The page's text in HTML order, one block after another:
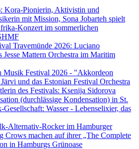
Kora-Pionierin, Aktivistin und
mit Mission, Sona Jobarteh spielt
Konzert im sommerlichen
Travemünde 2026: Luciano
Jesse Mattern Orchestra im Maritim
Musik Festival 2026 - "Akkordeon
und das Estonian Festival Orchestra
des Festivals: Ksenija Sidorova
(durchlässige Kondensation) in St.
Wasser - Lebenselixier, das
Alternativ-Rocker im Hamburger
Crows machen auf ihrer „The Complete
in Hamburgs Grünoase